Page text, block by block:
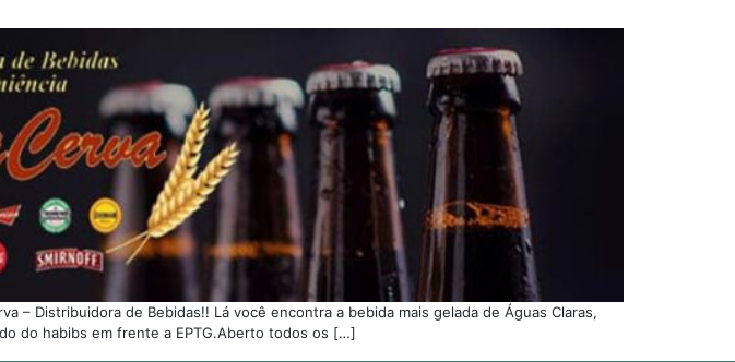
– Distribuidora de Bebidas!! Lá você encontra a bebida mais gelada de Águas Claras,
do habibs em frente a EPTG.Aberto todos os […]